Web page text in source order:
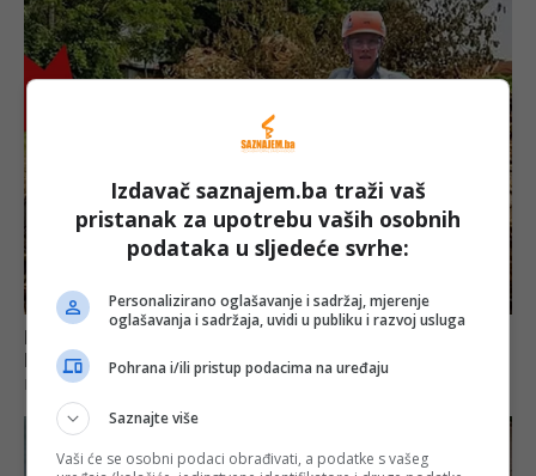
Izdavač saznajem.ba traži vaš
pristanak za upotrebu vaših osobnih
podataka u sljedeće svrhe:
Personalizirano oglašavanje i sadržaj, mjerenje
oglašavanja i sadržaja, uvidi u publiku i razvoj usluga
Pohrana i/ili pristup podacima na uređaju
Saznajte više
Vaši će se osobni podaci obrađivati, a podatke s vašeg